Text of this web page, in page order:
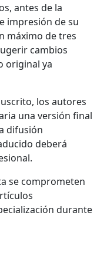
antes de la
impresión de su
máximo de tres
cambios
original ya
los autores
una versión final
difusión
deberá
se comprometen
durante